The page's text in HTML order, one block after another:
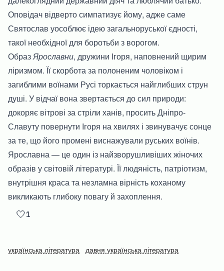
Оповідач відверто симпатизує йому, адже саме
Святослав уособлює ідею загальноруської єдності,
такої необхідної для боротьби з ворогом.
ОбразЯрославни, дружини Ігоря, наповнений щирим
ліризмом. Її скорбота за полоненим чоловіком і
загиблими воїнами Русі торкається найглибших струн
душі. У відчаї вона звертається до сил природи:
докоряє вітрові за стріли ханів, просить Дніпро-
Славуту повернути Ігоря на хвилях і звинувачує сонце
за те, що його промені виснажували руських воїнів.
Ярославна — це один із найзворушливіших жіночих
образів у світовій літературі. Її людяність, патріотизм,
внутрішня краса та незламна вірність коханому
викликають глибоку повагу й захоплення.
🤍1
українська література давня українська література